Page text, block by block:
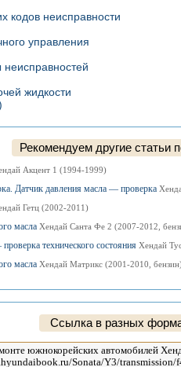
кодов неисправности
управления
неисправностей
жидкости
Рекомендуем другие статьи
Акцент 1 (1994-1999)
Датчик давления масла — проверка
Гетц (2002-2011)
масла Хендай Санта Фе 2 (2007-2012,
технического состояния Хендай
масла Хендай Матрикс (2001-2010,
Ссылка в разных